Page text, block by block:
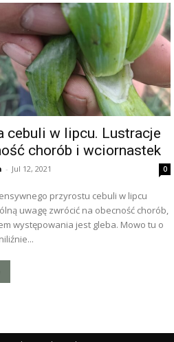
cebuli w lipcu. Lustracje
chorób i wciornastek
- Jul 12, 2021 0
przyrostu cebuli w lipcu
uwagę zwrócić na obecność chorób,
występowania jest gleba. Mowo tu o